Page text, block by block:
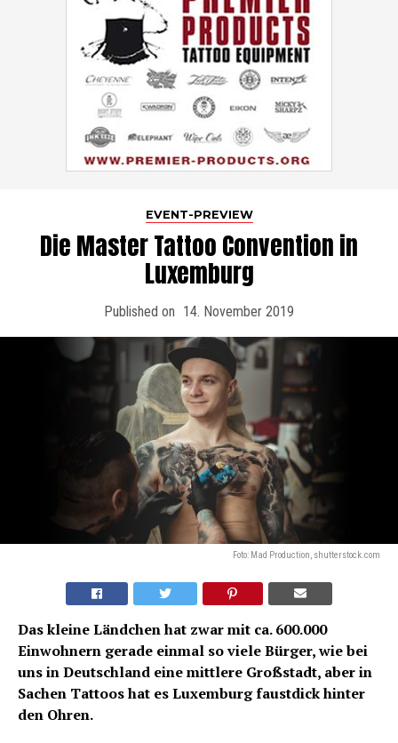
EVENT-PREVIEW
Die Master Tattoo Convention in
Luxemburg
Published on 14. November 2019
Foto: Mad Production, shutterstock.com
Das kleine Ländchen hat zwar mit ca. 600.000
Einwohnern gerade einmal so viele Bürger, wie bei
uns in Deutschland eine mittlere Großstadt, aber in
Sachen Tattoos hat es Luxemburg faustdick hinter
den Ohren.